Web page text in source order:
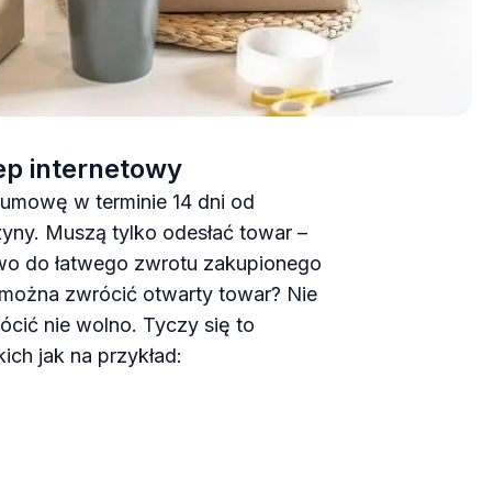
internetowy
w terminie 14 dni od
Muszą tylko odesłać towar –
do łatwego zwrotu zakupionego
zwrócić otwarty towar? Nie
nie wolno. Tyczy się to
jak na przykład: